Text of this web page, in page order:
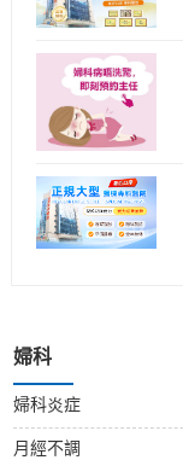
婦科
婦科炎症
月經不調